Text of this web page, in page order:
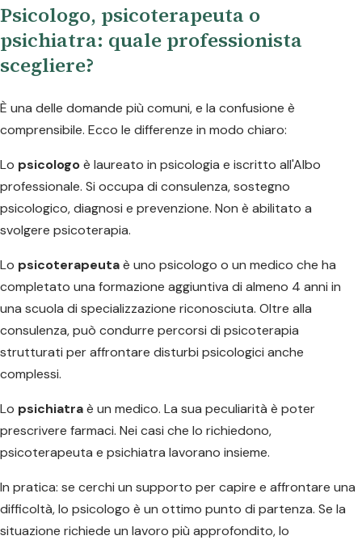
Psicologo, psicoterapeuta o
psichiatra: quale professionista
scegliere?
È una delle domande più comuni, e la confusione è
comprensibile. Ecco le differenze in modo chiaro:
Lo psicologoè laureato in psicologia e iscritto all'Albo
professionale. Si occupa di consulenza, sostegno
psicologico, diagnosi e prevenzione. Non è abilitato a
svolgere psicoterapia.
Lo psicoterapeutaè uno psicologo o un medico che ha
completato una formazione aggiuntiva di almeno 4 anni in
una scuola di specializzazione riconosciuta. Oltre alla
consulenza, può condurre percorsi di psicoterapia
strutturati per affrontare disturbi psicologici anche
complessi.
Lo psichiatraè un medico. La sua peculiarità è poter
prescrivere farmaci. Nei casi che lo richiedono,
psicoterapeuta e psichiatra lavorano insieme.
In pratica: se cerchi un supporto per capire e affrontare una
difficoltà, lo psicologo è un ottimo punto di partenza. Se la
situazione richiede un lavoro più approfondito, lo